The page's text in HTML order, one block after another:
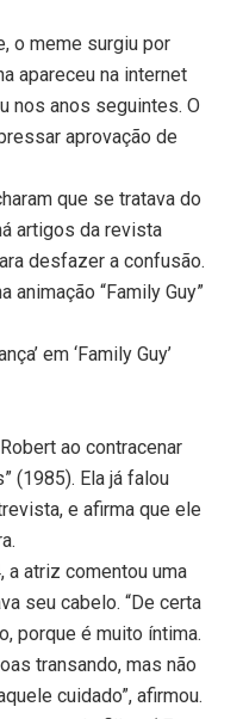
o meme surgiu por
apareceu na internet
nos anos seguintes. O
aprovação de
que se tratava do
artigos da revista
desfazer a confusão.
animação “Family Guy”
em ‘Family Guy’
ao contracenar
(1985). Ela já falou
e afirma que ele
a atriz comentou uma
seu cabelo. “De certa
porque é muito íntima.
transando, mas não
cuidado”, afirmou.